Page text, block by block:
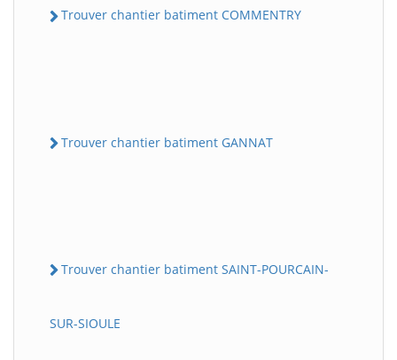
Trouver chantier batiment COMMENTRY
Trouver chantier batiment GANNAT
Trouver chantier batiment SAINT-POURCAIN-
SUR-SIOULE